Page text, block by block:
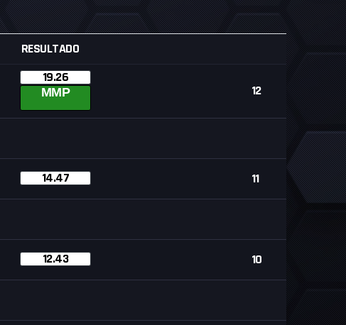
RESULTADO
19.26
MMP 12
14.47 11
12.43 10